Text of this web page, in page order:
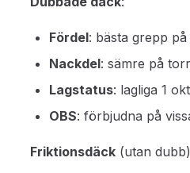
Fördel: bästa grepp
Nackdel: sämre på
Lagstatus: lagliga 1
OBS: förbjudna på
Friktionsdäck (utan